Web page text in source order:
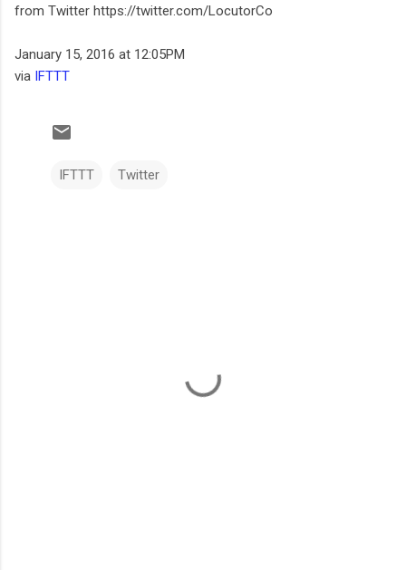
from Twitter https://twitter.com/LocutorCo
January 15, 2016 at 12:05PM
via IFTTT
IFTTT Twitter